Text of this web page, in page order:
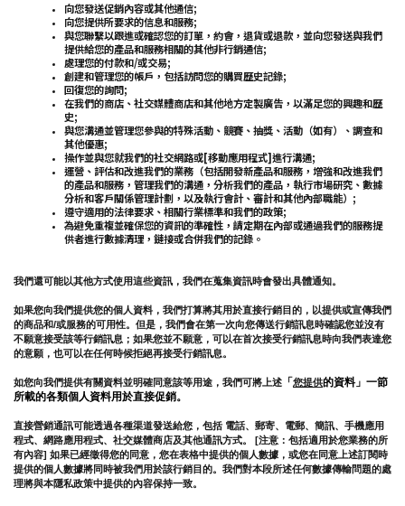
向您發送促銷內容或其他通信;
向您提供所要求的信息和服務;
與您聯繫以跟進或確認您的訂單，約會，退貨或退款，並向您發送與我們
提供給您的產品和服務相關的其他非行銷通信;
處理您的付款和/或交易;
創建和管理您的帳戶，包括訪問您的購買歷史記錄;
回復您的詢問;
在我們的商店、社交媒體商店和其他地方定製廣告，以滿足您的興趣和歷
史;
與您溝通並管理您參與的特殊活動、競賽、抽獎、活動（如有）、調查和
其他優惠;
操作並與您就我們的社交網路或[移動應用程式]進行溝通;
運營、評估和改進我們的業務（包括開發新產品和服務，增強和改進我們
的產品和服務，管理我們的溝通，分析我們的產品，執行市場研究、數據
分析和客戶關係管理計劃，以及執行會計、審計和其他內部職能）;
遵守適用的法律要求、相關行業標準和我們的政策;
為避免重複並確保您的資訊的準確性，請定期在內部或通過我們的服務提
供者進行數據清理，鏈接或合併我們的記錄。
我們還可能以其他方式使用這些資訊，我們在蒐集資訊時會發出具體通知。
如果您向我們提供您的個人資料，我們打算將其用於直接行銷目的，以提供或宣傳我們
的商品和/或服務的可用性。但是，我們會在第一次向您傳送行銷訊息時確認您並沒有
不願意接受該等行銷訊息；如果您並不願意，可以在首次接受行銷訊息時向我們表達您
的意願，也可以在任何時候拒絕再接受行銷訊息。
如您向我們提供有關資料並明確同意該等用途，我們可將上述 「 您提供的資料」一節
所載的各類個人資料用於直接促銷。
直接營銷通訊可能透過各種渠道發送給您，包括 電話、郵寄、電郵、簡訊、手機應用
程式、網路應用程式、社交媒體商店及其他通訊方式。 [注意：包括適用於您業務的所
有內容] 如果已經徵得您的同意，您在表格中提供的個人數據，或您在同意上述訂閱時
提供的個人數據將同時被我們用於該行銷目的。我們對本段所述任何數據傳輸問題的處
理將與本隱私政策中提供的內容保持一致。